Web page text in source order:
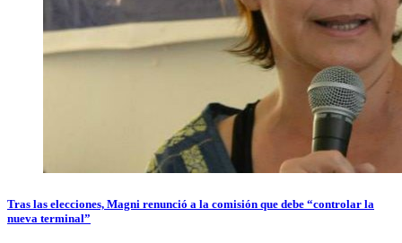
Tras las elecciones, Magni renunció a la comisión que debe “controlar la
nueva terminal”